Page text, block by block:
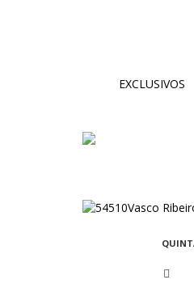
EXCLUSIVOS